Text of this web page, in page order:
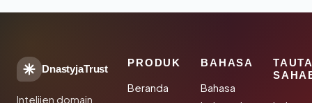
DnastyjaTrust
Intelijen domain
PRODUK
Beranda
BAHASA
Bahasa